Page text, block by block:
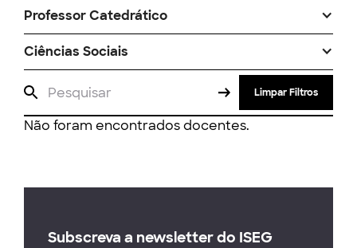
Professor Catedrático
Ciências Sociais
Limpar Filtros
Não foram encontrados docentes.
Subscreva a newsletter do ISEG